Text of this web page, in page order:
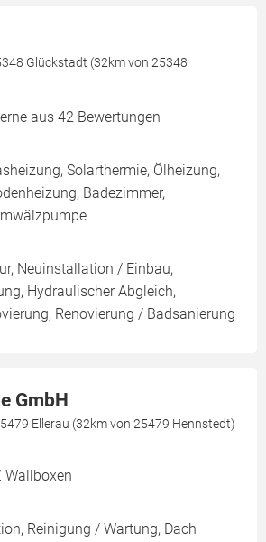
Glückstadt (32km von 25348
aus 42 Bewertungen
Solarthermie, Ölheizung,
Badezimmer,
Neuinstallation / Einbau,
Hydraulischer Abgleich,
Renovierung / Badsanierung
GmbH
Ellerau (32km von 25479 Hennstedt)
Wallboxen
Reinigung / Wartung, Dach